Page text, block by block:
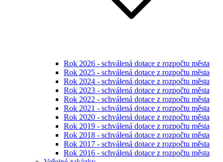
Rok 2026 - schválená dotace z rozpočtu města
Rok 2025 - schválená dotace z rozpočtu města
Rok 2024 - schválená dotace z rozpočtu města
Rok 2023 - schválená dotace z rozpočtu města
Rok 2022 - schválená dotace z rozpočtu města
Rok 2021 - schválená dotace z rozpočtu města
Rok 2020 - schválená dotace z rozpočtu města
Rok 2019 - schválená dotace z rozpočtu města
Rok 2018 - schválená dotace z rozpočtu města
Rok 2017 - schválená dotace z rozpočtu města
Rok 2016 - schválená dotace z rozpočtu města